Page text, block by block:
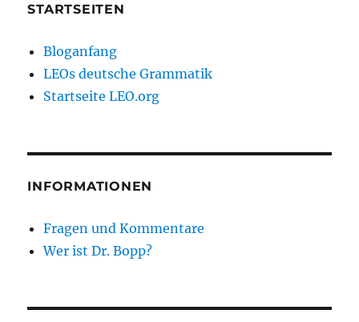
STARTSEITEN
Bloganfang
LEOs deutsche Grammatik
Startseite LEO.org
INFORMATIONEN
Fragen und Kommentare
Wer ist Dr. Bopp?